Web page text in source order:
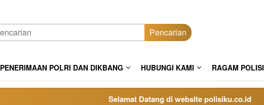
Pencarian
PENERIMAAN POLRI DAN DIKBANG HUBUNGI KAMI RAGAM POLISI
Selamat Datang di website polisiku.co.id